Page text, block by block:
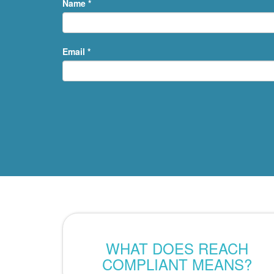
Name *
Email *
WHAT DOES REACH
COMPLIANT MEANS?